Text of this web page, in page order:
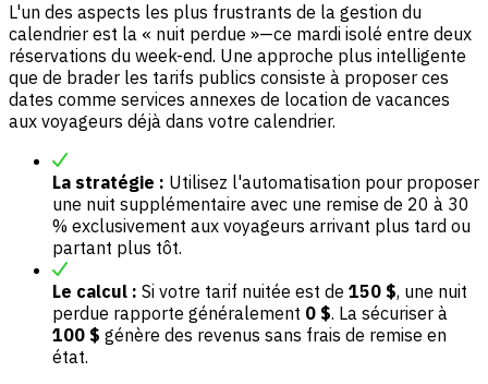
L'un des aspects les plus frustrants de la gestion du
calendrier est la « nuit perdue »—ce mardi isolé entre deux
réservations du week-end. Une approche plus intelligente
que de brader les tarifs publics consiste à proposer ces
dates comme services annexes de location de vacances
aux voyageurs déjà dans votre calendrier.
La stratégie : Utilisez l'automatisation pour proposer
une nuit supplémentaire avec une remise de 20 à 30
% exclusivement aux voyageurs arrivant plus tard ou
partant plus tôt.
Le calcul : Si votre tarif nuitée est de 150 $, une nuit
perdue rapporte généralement 0 $. La sécuriser à
100 $ génère des revenus sans frais de remise en
état.